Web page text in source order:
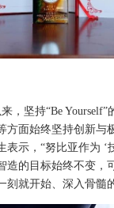
，坚持“Be
方面始终坚持创新与
表示，“努比亚作为 ‘
造的目标始终不变，
刻就开始、深入骨髓